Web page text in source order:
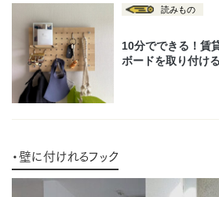
・壁に付けれるフック